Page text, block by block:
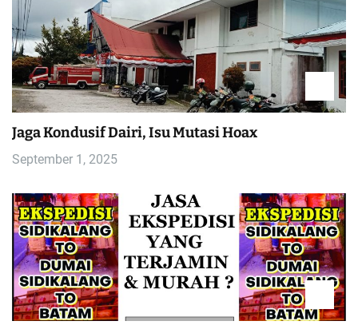
Jaga Kondusif Dairi, Isu Mutasi Hoax
September 1, 2025